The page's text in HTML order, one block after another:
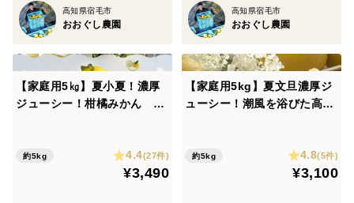
高知県宿毛市
おおぐし農園
高知県宿毛市
おおぐし農園
【家庭用5㎏】夏小夏！濃厚
ジューシー！柑橘みかん オ
約5kg 4.4(27件)
¥3,490
【家庭用5kg】夏文旦濃厚ジ
ューシー！潮風を浴びた高知
約5kg 4.8(5件)
¥3,100